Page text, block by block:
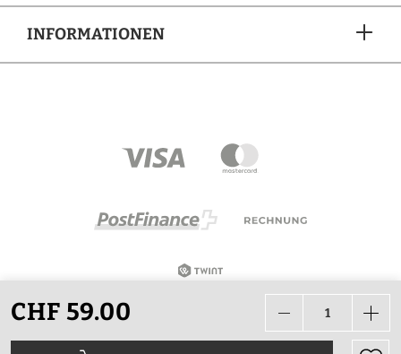
CHF 59.00
INFORMATIONEN
Alle Preise in CHF inkl. Mehrwertsteuer zzgl.